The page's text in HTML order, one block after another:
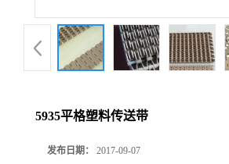
5935平格塑料传送带
发布日期： 2017-09-07